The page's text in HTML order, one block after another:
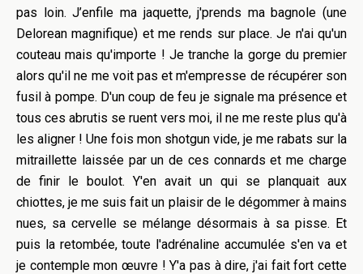
pas loin. J’enfile ma jaquette, j'prends ma bagnole (une
Delorean magnifique) et me rends sur place. Je n'ai qu'un
couteau mais qu'importe ! Je tranche la gorge du premier
alors qu'il ne me voit pas et m'empresse de récupérer son
fusil à pompe. D'un coup de feu je signale ma présence et
tous ces abrutis se ruent vers moi, il ne me reste plus qu'à
les aligner ! Une fois mon shotgun vide, je me rabats sur la
mitraillette laissée par un de ces connards et me charge
de finir le boulot. Y'en avait un qui se planquait aux
chiottes, je me suis fait un plaisir de le dégommer à mains
nues, sa cervelle se mélange désormais à sa pisse. Et
puis la retombée, toute l'adrénaline accumulée s'en va et
je contemple mon œuvre ! Y'a pas à dire, j'ai fait fort cette